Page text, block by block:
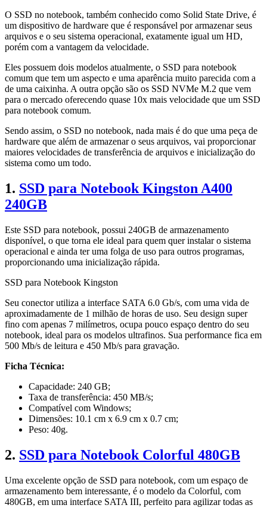
O SSD no notebook, também conhecido como Solid State Drive, é
um dispositivo de hardware que é responsável por armazenar seus
arquivos e o seu sistema operacional, exatamente igual um HD,
porém com a vantagem da velocidade.
Eles possuem dois modelos atualmente, o SSD para notebook
comum que tem um aspecto e uma aparência muito parecida com a
de uma caixinha. A outra opção são os SSD NVMe M.2 que vem
para o mercado oferecendo quase 10x mais velocidade que um SSD
para notebook comum.
Sendo assim, o SSD no notebook, nada mais é do que uma peça de
hardware que além de armazenar o seus arquivos, vai proporcionar
maiores velocidades de transferência de arquivos e inicialização do
sistema como um todo.
1. SSD para Notebook Kingston A400
240GB
Este SSD para notebook, possui 240GB de armazenamento
disponível, o que torna ele ideal para quem quer instalar o sistema
operacional e ainda ter uma folga de uso para outros programas,
proporcionando uma inicialização rápida.
SSD para Notebook Kingston
Seu conector utiliza a interface SATA 6.0 Gb/s, com uma vida de
aproximadamente de 1 milhão de horas de uso. Seu design super
fino com apenas 7 milímetros, ocupa pouco espaço dentro do seu
notebook, ideal para os modelos ultrafinos. Sua performance fica em
500 Mb/s de leitura e 450 Mb/s para gravação.
Ficha Técnica:
Capacidade: 240 GB;
Taxa de transferência: 450 MB/s;
Compatível com Windows;
Dimensões: 10.1 cm x 6.9 cm x 0.7 cm;
Peso: 40g.
2. SSD para Notebook Colorful 480GB
Uma excelente opção de SSD para notebook, com um espaço de
armazenamento bem interessante, é o modelo da Colorful, com
480GB, em uma interface SATA III, perfeito para agilizar todas as